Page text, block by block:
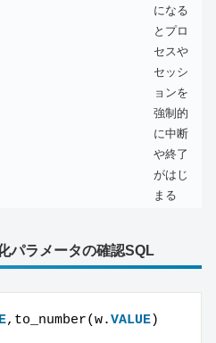
になる
とプロ
セスや
セッシ
ョンを
強制的
に中断
や終了
がはじ
まる
パラメータの確認SQL
,to_number(w.VALUE)